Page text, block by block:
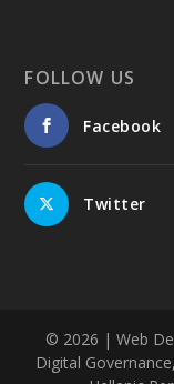
FOLLOW US
Facebook
Twitter
© 2026 | Web
Digital